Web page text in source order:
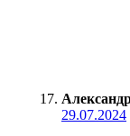
29.07.2024